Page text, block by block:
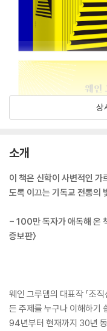
상
소개
이 책은 신학이 사변적인
도록 이끄는 기독교 전통의
- 100만 독자가 애독해 온
증보판〉
웨인 그루뎀의 대표작 『조
든 주제를 누구나 이해하기
94년부터 현재까지 30년